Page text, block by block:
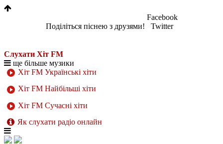
Поділіться піснею з друзями!
Facebook
Twitter
Слухати Хіт FM
ще більше музики
Хіт FM Українські хіти
Хіт FM Найбільші хіти
Хіт FM Сучасні хіти
Як слухати радіо онлайн